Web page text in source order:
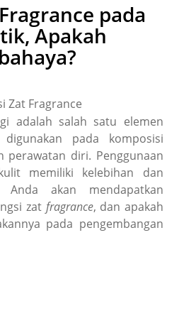
pada
Apakah
adalah salah satu elemen
pada komposisi
perawatan diri. Penggunaan
memiliki kelebihan dan
akan mendapatkan
zat fragrance, dan apakah
pada pengembangan